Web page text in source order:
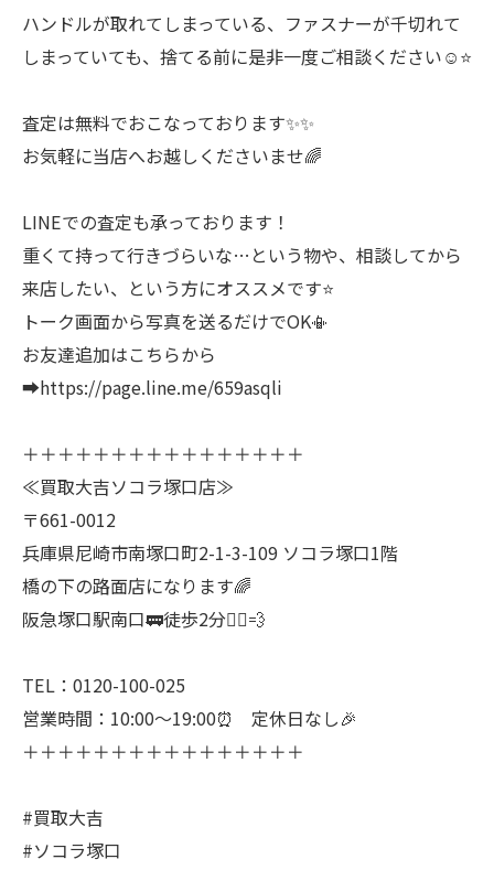
ハンドルが取れてしまっている、ファスナーが千切れて
しまっていても、捨てる前に是非一度ご相談ください☺️⭐️
査定は無料でおこなっております✨✨
お気軽に当店へお越しくださいませ🌈
LINEでの査定も承っております！
重くて持って行きづらいな…という物や、相談してから
来店したい、という方にオススメです⭐️
トーク画面から写真を送るだけでOK📳
お友達追加はこちらから
➡️https://page.line.me/659asqli
＋＋＋＋＋＋＋＋＋＋＋＋＋＋＋＋
≪買取大吉ソコラ塚口店≫
〒661-0012
兵庫県尼崎市南塚口町2-1-3-109 ソコラ塚口1階
橋の下の路面店になります🌈
阪急塚口駅南口🚃徒歩2分🚶‍♂️💨
TEL：0120-100-025
営業時間：10:00～19:00⏰ 定休日なし🎉
＋＋＋＋＋＋＋＋＋＋＋＋＋＋＋＋
#買取大吉
#ソコラ塚口